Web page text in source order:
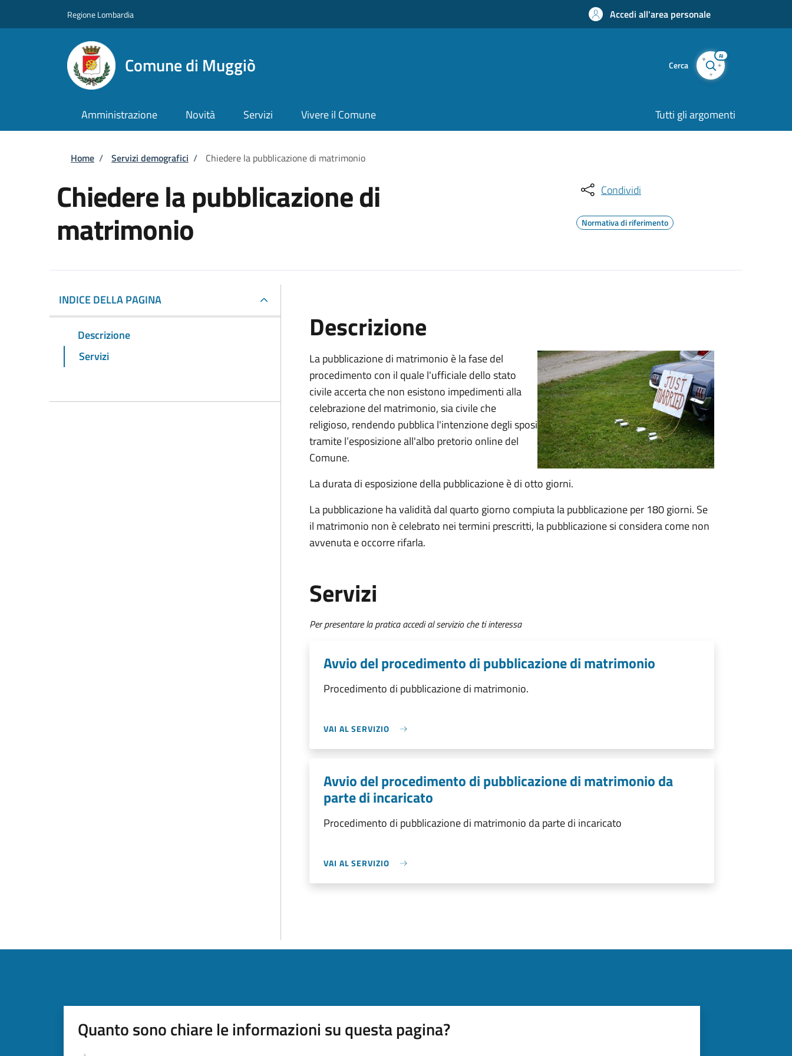
Regione Lombardia Accedi all'area personale
Comune di Muggiò Cerca
AI
Amministrazione Novità Servizi Vivere il Comune Tutti gli argomenti
Briciole di pane
Home / Servizi demografici / Chiedere la pubblicazione di matrimonio
Chiedere la pubblicazione di
matrimonio
Condividi
Normativa di riferimento
INDICE DELLA PAGINA
Descrizione
Servizi
Descrizione
La pubblicazione di matrimonio è la fase del
procedimento con il quale l'ufficiale dello stato
civile accerta che non esistono impedimenti alla
celebrazione del matrimonio, sia civile che
religioso, rendendo pubblica l'intenzione degli sposi
tramite l’esposizione all'albo pretorio online del
Comune.
La durata di esposizione della pubblicazione è di otto giorni.
La pubblicazione ha validità dal quarto giorno compiuta la pubblicazione per 180 giorni. Se
il matrimonio non è celebrato nei termini prescritti, la pubblicazione si considera come non
avvenuta e occorre rifarla.
Servizi
Per presentare la pratica accedi al servizio che ti interessa
Avvio del procedimento di pubblicazione di matrimonio
Procedimento di pubblicazione di matrimonio.
VAI AL SERVIZIO
Avvio del procedimento di pubblicazione di matrimonio da
parte di incaricato
Procedimento di pubblicazione di matrimonio da parte di incaricato
VAI AL SERVIZIO
Quanto sono chiare le informazioni su questa pagina?